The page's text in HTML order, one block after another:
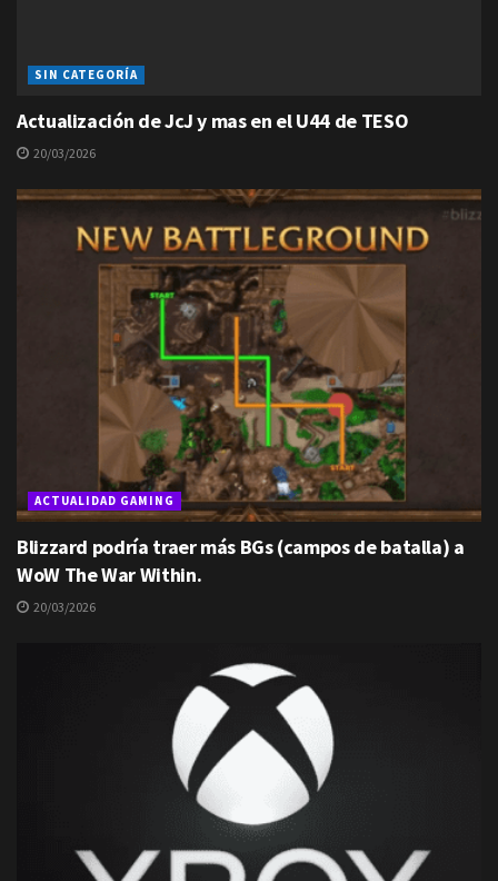
SIN CATEGORÍA
Actualización de JcJ y mas en el U44 de TESO
20/03/2026
ACTUALIDAD GAMING
Blizzard podría traer más BGs (campos de batalla) a
WoW The War Within.
20/03/2026